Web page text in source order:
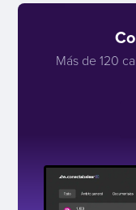
Más de 120